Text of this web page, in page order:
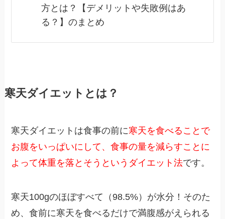
方とは？【デメリットや失敗例はあ
る？】のまとめ
寒天ダイエットとは？
寒天ダイエットは食事の前に寒天を食べることで
お腹をいっぱいにして、食事の量を減らすことに
よって体重を落とそうというダイエット法です。
寒天100gのほぼすべて（98.5%）が水分！そのた
め、食前に寒天を食べるだけで満腹感がえられる